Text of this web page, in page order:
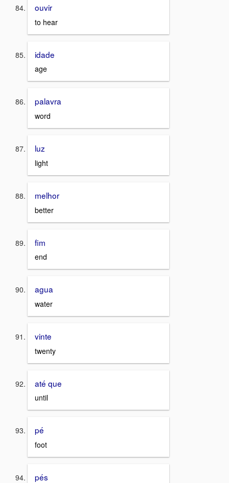
ouvir
to hear
idade
age
palavra
word
luz
light
melhor
better
fim
end
agua
water
vinte
twenty
até que
until
pé
foot
pés